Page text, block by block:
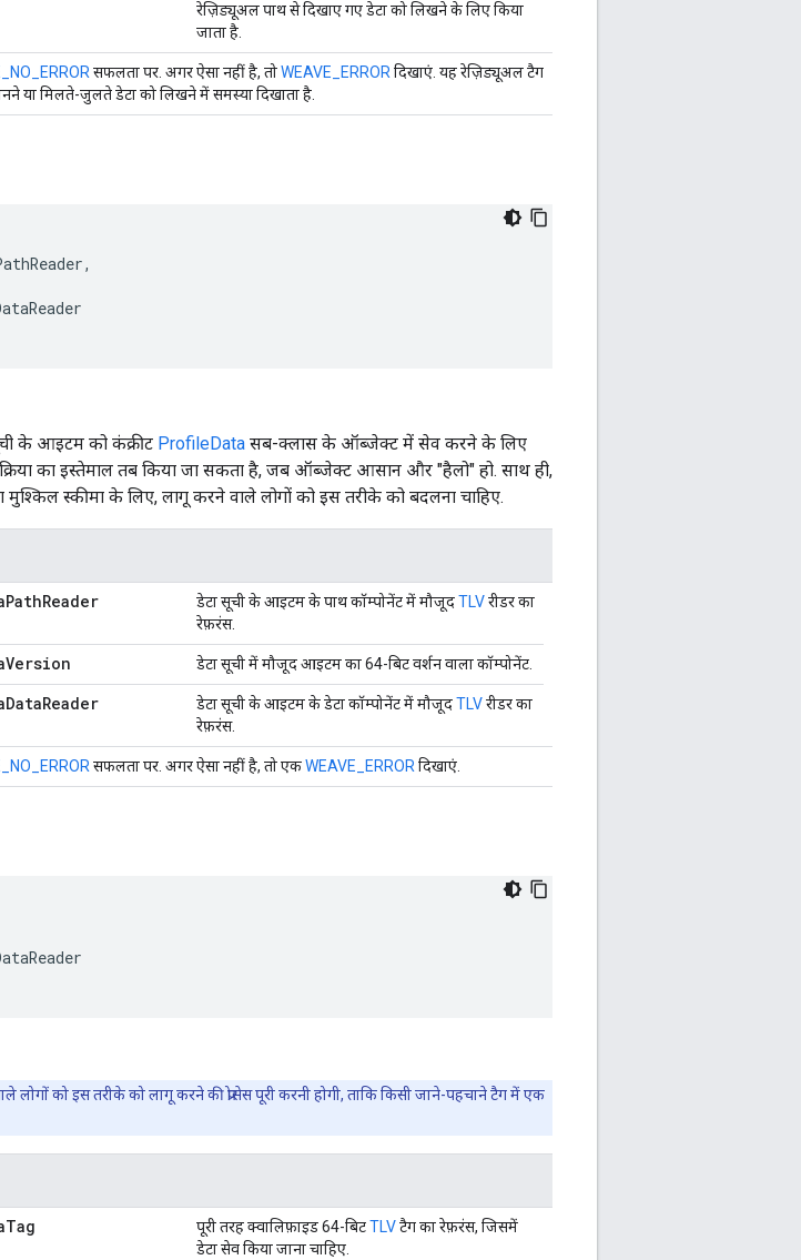
रेज़िड्यूअल पाथ से दिखाए गए डेटा को लिखने के लिए किया
जाता है.
सफलता पर. अगर ऐसा नहीं है, तोWEAVE_ERROR दिखाएं. यह रेज़िड्यूअल टैग
या मिलते-जुलते डेटा को लिखने में समस्या दिखाता है.
के आइटम को कंक्रीट ProfileData सब-क्लास के ऑब्जेक्ट में सेव करने के लिए
का इस्तेमाल तब किया जा सकता है, जब ऑब्जेक्ट आसान और "हैलो" हो. साथ ही,
मुश्किल स्कीमा के लिए, लागू करने वाले लोगों को इस तरीके को बदलना चाहिए.
PathReader डेटा सूची के आइटम के पाथ कॉम्पोनेंट में मौजूदTLVरीडर का
रेफ़रंस.
Version डेटा सूची में मौजूद आइटम का 64-बिट वर्शन वाला कॉम्पोनेंट.
DataReader डेटा सूची के आइटम के डेटा कॉम्पोनेंट में मौजूदTLVरीडर का
रेफ़रंस.
सफलता पर. अगर ऐसा नहीं है, तो एकWEAVE_ERROR दिखाएं.
लोगों को इस तरीके को लागू करने की प्रोसेस पूरी करनी होगी, ताकि किसी जाने-पहचाने टैग में एक
Tag पूरी तरह क्वालिफ़ाइड 64-बिटTLVटैग का रेफ़रंस, जिसमें
डेटा सेव किया जाना चाहिए.